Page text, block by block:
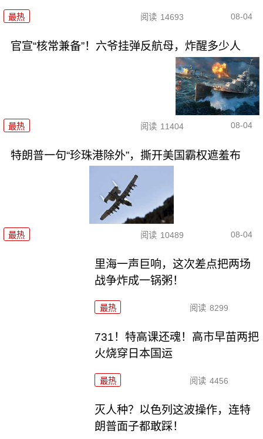
最热 阅读 14693 08-04
官宣“核常兼备”！六爷挂弹反航母，炸醒多少人
最热 阅读 11404 08-04
特朗普一句“珍珠港除外”，撕开美国霸权遮羞布
最热 阅读 10489 08-04
里海一声巨响，这次差点把两场
战争炸成一锅粥！
最热 阅读 8299
731！特高课还魂！高市早苗两把
火烧穿日本国运
最热 阅读 4456
灭人种？以色列这波操作，连特
朗普面子都敢踩！